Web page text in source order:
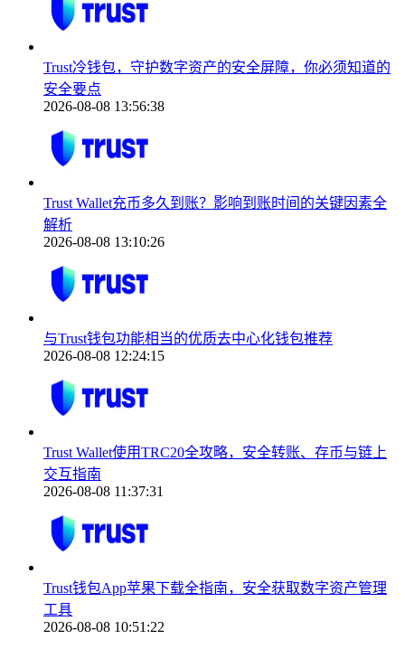
Trust冷钱包，守护数字资产的安全屏障，你必须知道的
安全要点
2026-08-08 13:56:38
Trust Wallet充币多久到账？影响到账时间的关键因素全
解析
2026-08-08 13:10:26
与Trust钱包功能相当的优质去中心化钱包推荐
2026-08-08 12:24:15
Trust Wallet使用TRC20全攻略，安全转账、存币与链上
交互指南
2026-08-08 11:37:31
Trust钱包App苹果下载全指南，安全获取数字资产管理
工具
2026-08-08 10:51:22